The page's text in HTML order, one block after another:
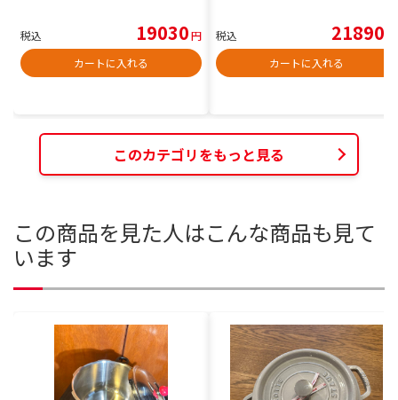
税込 19030円
カートに入れる
税込 21890
カートに入れる
このカテゴリをもっと見る
この商品を見た人はこんな商品も見て
います